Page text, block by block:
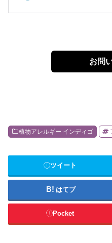
お問
植物アレルギー インディゴ
ツイート
はてブ
Pocket